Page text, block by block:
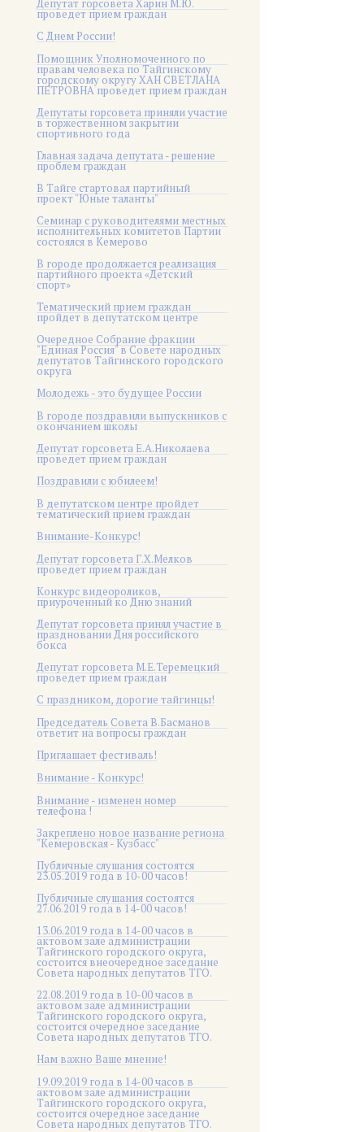
Депутат горсовета Харин М.Ю.
проведет прием граждан
С Днем России!
Помощник Уполномоченного по
правам человека по Тайгинскому
городскому округу ХАН СВЕТЛАНА
ПЕТРОВНА проведет прием граждан
Депутаты горсовета приняли участие
в торжественном закрытии
спортивного года
Главная задача депутата - решение
проблем граждан
В Тайге стартовал партийный
проект "Юные таланты"
Семинар с руководителями местных
исполнительных комитетов Партии
состоялся в Кемерово
В городе продолжается реализация
партийного проекта «Детский
спорт»
Тематический прием граждан
пройдет в депутатском центре
Очередное Собрание фракции
"Единая Россия" в Совете народных
депутатов Тайгинского городского
округа
Молодежь - это будущее России
В городе поздравили выпускников с
окончанием школы
Депутат горсовета Е.А.Николаева
проведет прием граждан
Поздравили с юбилеем!
В депутатском центре пройдет
тематический прием граждан
Внимание-Конкурс!
Депутат горсовета Г.Х.Мелков
проведет прием граждан
Конкурс видеороликов,
приуроченный ко Дню знаний
Депутат горсовета принял участие в
праздновании Дня российского
бокса
Депутат горсовета М.Е.Теремецкий
проведет прием граждан
С праздником, дорогие тайгинцы!
Председатель Совета В.Басманов
ответит на вопросы граждан
Приглашает фестиваль!
Внимание - Конкурс!
Внимание - изменен номер
телефона !
Закреплено новое название региона
"Кемеровская - Кузбасс"
Публичные слушания состоятся
23.05.2019 года в 10-00 часов!
Публичные слушания состоятся
27.06.2019 года в 14-00 часов!
13.06.2019 года в 14-00 часов в
актовом зале администрации
Тайгинского городского округа,
состоится внеочередное заседание
Совета народных депутатов ТГО.
22.08.2019 года в 10-00 часов в
актовом зале администрации
Тайгинского городского округа,
состоится очередное заседание
Совета народных депутатов ТГО.
Нам важно Ваше мнение!
19.09.2019 года в 14-00 часов в
актовом зале администрации
Тайгинского городского округа,
состоится очередное заседание
Совета народных депутатов ТГО.